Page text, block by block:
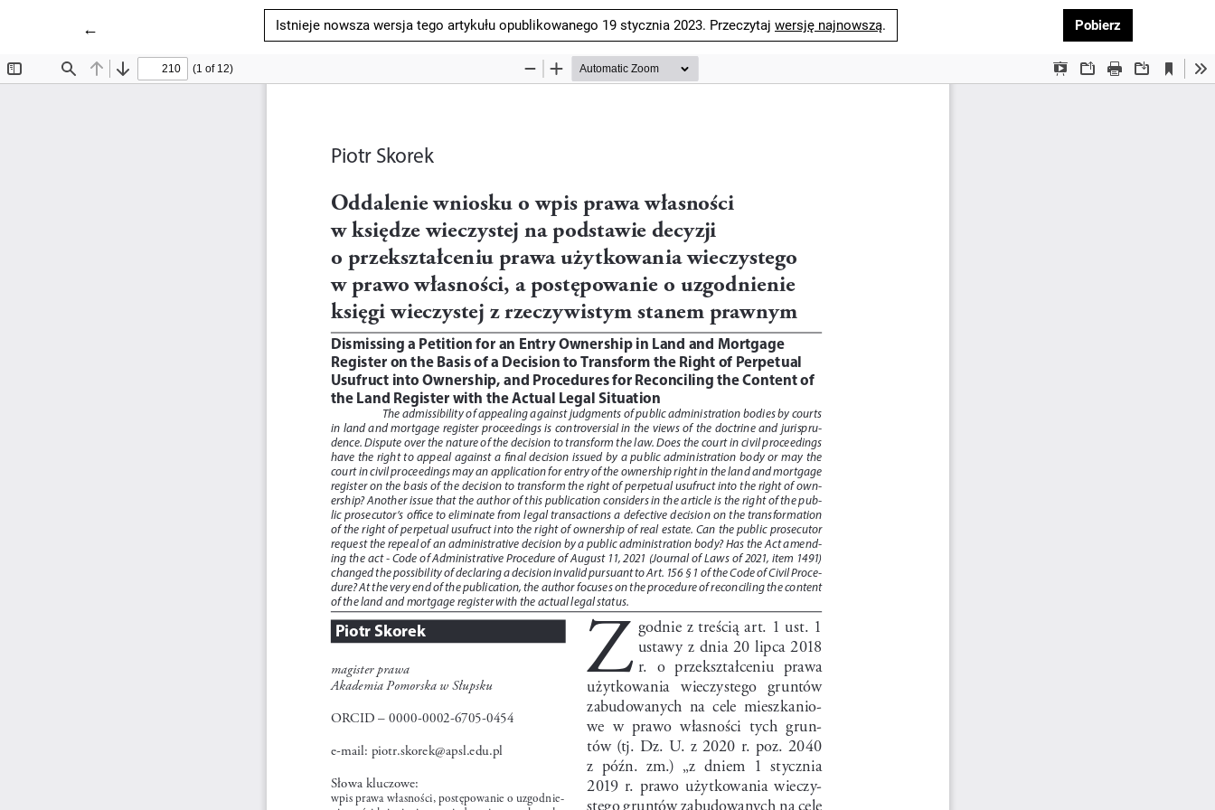
← Wróć do szczegółów artykułuIstnieje nowsza wersja tego artykułu opublikowanego 19 stycznia 2023. Przeczytaj wersję najnowszą. PobierzPobierz PDF